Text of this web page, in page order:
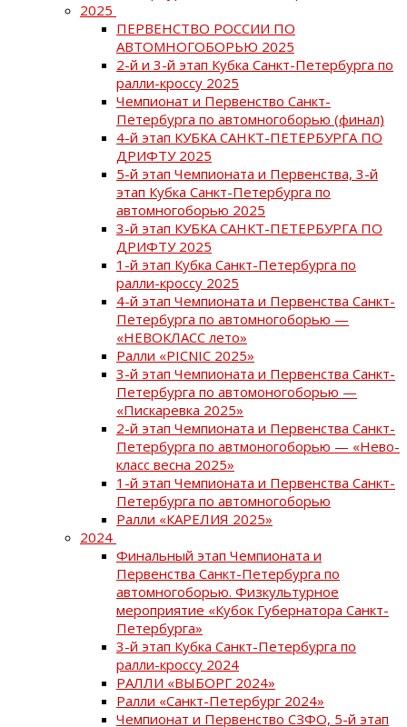
2025
ПЕРВЕНСТВО РОССИИ ПО
АВТОМНОГОБОРЬЮ 2025
2-й и 3-й этап Кубка Санкт-Петербурга по
ралли-кроссу 2025
Чемпионат и Первенство Санкт-
Петербурга по автомногоборью (финал)
4-й этап КУБКА САНКТ-ПЕТЕРБУРГА ПО
ДРИФТУ 2025
5-й этап Чемпионата и Первенства, 3-й
этап Кубка Санкт-Петербурга по
автомногоборью 2025
3-й этап КУБКА САНКТ-ПЕТЕРБУРГА ПО
ДРИФТУ 2025
1-й этап Кубка Санкт-Петербурга по
ралли-кроссу 2025
4-й этап Чемпионата и Первенства Санкт-
Петербурга по автомногоборью —
«НЕВОКЛАСС лето»
Ралли «PICNIC 2025»
3-й этап Чемпионата и Первенства Санкт-
Петербурга по автомоногоборью —
«Пискаревка 2025»
2-й этап Чемпионата и Первенства Санкт-
Петербурга по автмоногоборью — «Нево-
класс весна 2025»
1-й этап Чемпионата и Первенства Санкт-
Петербурга по автомногоборью
Ралли «КАРЕЛИЯ 2025»
2024
Финальный этап Чемпионата и
Первенства Санкт-Петербурга по
автомногоборью. Физкультурное
мероприятие «Кубок Губернатора Санкт-
Петербурга»
3-й этап Кубка Санкт-Петербурга по
ралли-кроссу 2024
РАЛЛИ «ВЫБОРГ 2024»
Ралли «Санкт-Петербург 2024»
Чемпионат и Первенство СЗФО, 5-й этап